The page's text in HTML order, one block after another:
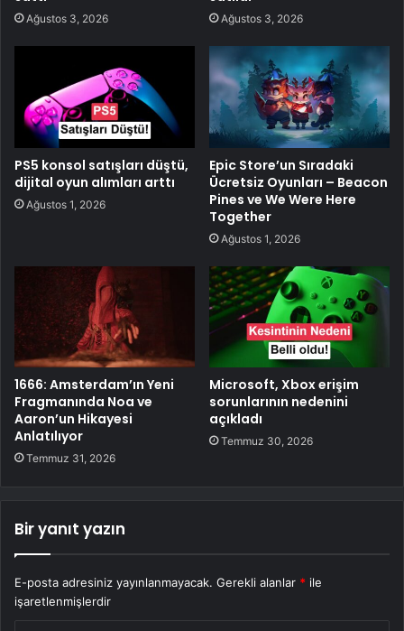
Ağustos 3, 2026 Ağustos 3, 2026
PS5 konsol satışları düştü,
dijital oyun alımları arttı
Ağustos 1, 2026
Epic Store’un Sıradaki
Ücretsiz Oyunları – Beacon
Pines ve We Were Here
Together
Ağustos 1, 2026
1666: Amsterdam’ın Yeni
Fragmanında Noa ve
Aaron’un Hikayesi
Anlatılıyor
Temmuz 31, 2026
Microsoft, Xbox erişim
sorunlarının nedenini
açıkladı
Temmuz 30, 2026
Bir yanıt yazın
E-posta adresiniz yayınlanmayacak. Gerekli alanlar * ile
işaretlenmişlerdir